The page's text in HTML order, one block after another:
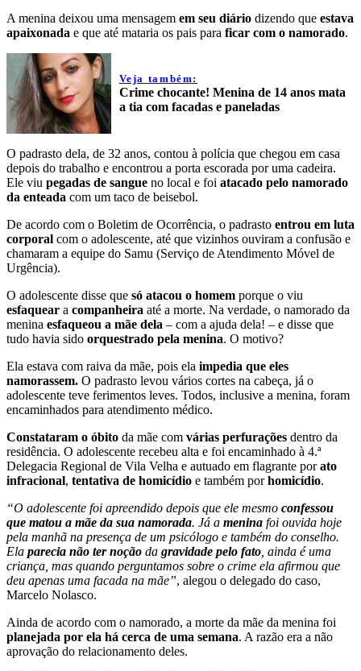
A menina deixou uma mensagem em seu diário dizendo que estava
apaixonada e que até mataria os pais para ficar com o namorado.
Veja também:
Crime chocante! Menina de 14 anos mata
a tia com facadas e paneladas
O padrasto dela, de 32 anos, contou à polícia que chegou em casa
depois do trabalho e encontrou a porta escorada por uma cadeira.
Ele viu pegadas de sangue no local e foi atacado pelo namorado
da enteada com um taco de beisebol.
De acordo com o Boletim de Ocorrência, o padrasto entrou em luta
corporal com o adolescente, até que vizinhos ouviram a confusão e
chamaram a equipe do Samu (Serviço de Atendimento Móvel de
Urgência).
O adolescente disse que só atacou o homem porque o viu
esfaquear a companheira até a morte. Na verdade, o namorado da
menina esfaqueou a mãe dela – com a ajuda dela! – e disse que
tudo havia sido orquestrado pela menina. O motivo?
Ela estava com raiva da mãe, pois ela impedia que eles
namorassem. O padrasto levou vários cortes na cabeça, já o
adolescente teve ferimentos leves. Todos, inclusive a menina, foram
encaminhados para atendimento médico.
Constataram o óbito da mãe com várias perfurações dentro da
residência. O adolescente recebeu alta e foi encaminhado à 4.ª
Delegacia Regional de Vila Velha e autuado em flagrante porato
infracional, tentativa de homicídio e também porhomicídio.
“O adolescente foi apreendido depois que ele mesmo confessou
que matou a mãe da sua namorada. Já a menina foi ouvida hoje
pela manhã na presença de um psicólogo e também do conselho.
Ela parecia não ter noção da gravidade pelo fato , ainda é uma
criança, mas quando perguntamos sobre o crime ela afirmou que
deu apenas uma facada na mãe”, alegou o delegado do caso,
Marcelo Nolasco.
Ainda de acordo com o namorado, a morte da mãe da menina foi
planejada por ela há cerca de uma semana. A razão era a não
aprovação do relacionamento deles.